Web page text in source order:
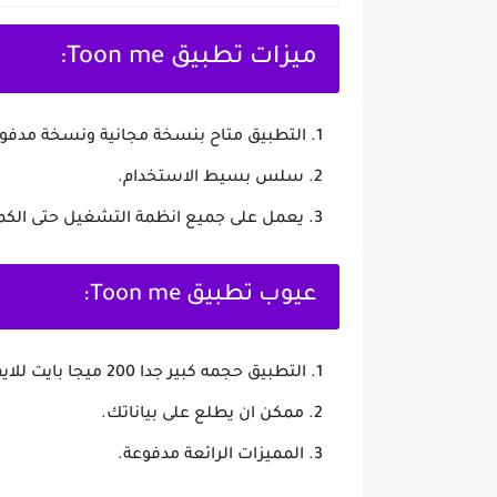
ميزات تطبيق Toon me:
التطبيق متاح بنسخة مجانية ونسخة
سلس بسيط الاستخدام.
يعمل على جميع انظمة التشغيل حتى
عيوب تطبيق Toon me:
التطبيق حجمه كبير جدا 200 ميجا بايت للايفون.
ممكن ان يطلع على بياناتك.
المميزات الرائعة مدفوعة.